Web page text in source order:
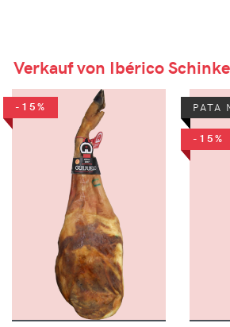
Verkauf von Ibérico
-15% PATA
-15%